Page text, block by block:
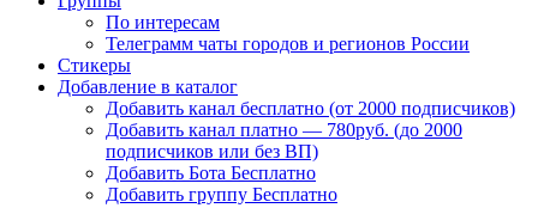
По интересам
Телеграмм чаты городов и регионов России
Стикеры
Добавление в каталог
Добавить канал бесплатно (от 2000 подписчиков)
Добавить канал платно — 780руб. (до 2000
подписчиков или без ВП)
Добавить Бота Бесплатно
Добавить группу Бесплатно